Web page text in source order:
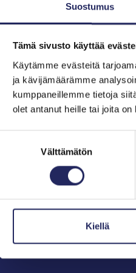
Suostumus
Tämä sivusto käyttää
Käytämme evästeitä
ja kävijämäärämme
kumppaneillemme tietoja
olet antanut heille tai joita
Välttämätön
Kiellä
tehdyt
liity tähän tiimiin